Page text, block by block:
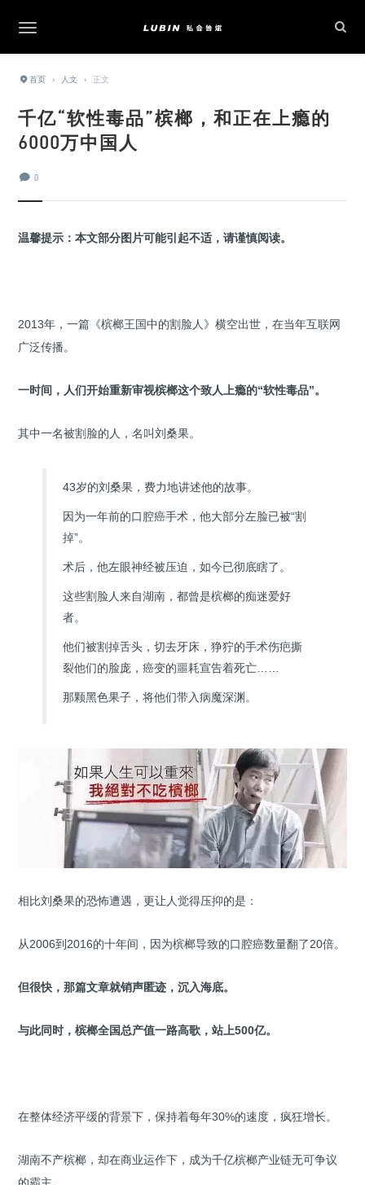
首页 › 人文 › 正文
千亿“软性毒品”槟榔，和正在上瘾的
6000万中国人
0
温馨提示：本文部分图片可能引起不适，请谨慎阅读。
2013年，一篇《槟榔王国中的割脸人》横空出世，在当年互联网
广泛传播。
一时间，人们开始重新审视槟榔这个致人上瘾的“软性毒品”。
其中一名被割脸的人，名叫刘桑果。
43岁的刘桑果，费力地讲述他的故事。
因为一年前的口腔癌手术，他大部分左脸已被“割
掉”。
术后，他左眼神经被压迫，如今已彻底瞎了。
这些割脸人来自湖南，都曾是槟榔的痴迷爱好
者。
他们被割掉舌头，切去牙床，狰狞的手术伤疤撕
裂他们的脸庞，癌变的噩耗宣告着死亡……
那颗黑色果子，将他们带入病魔深渊。
相比刘桑果的恐怖遭遇，更让人觉得压抑的是：
从2006到2016的十年间，因为槟榔导致的口腔癌数量翻了20倍。
但很快，那篇文章就销声匿迹，沉入海底。
与此同时，槟榔全国总产值一路高歌，站上500亿。
在整体经济平缓的背景下，保持着每年30%的速度，疯狂增长。
湖南不产槟榔，却在商业运作下，成为千亿槟榔产业链无可争议